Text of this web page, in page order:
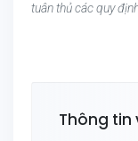
tuân thủ các quy
Thông tin